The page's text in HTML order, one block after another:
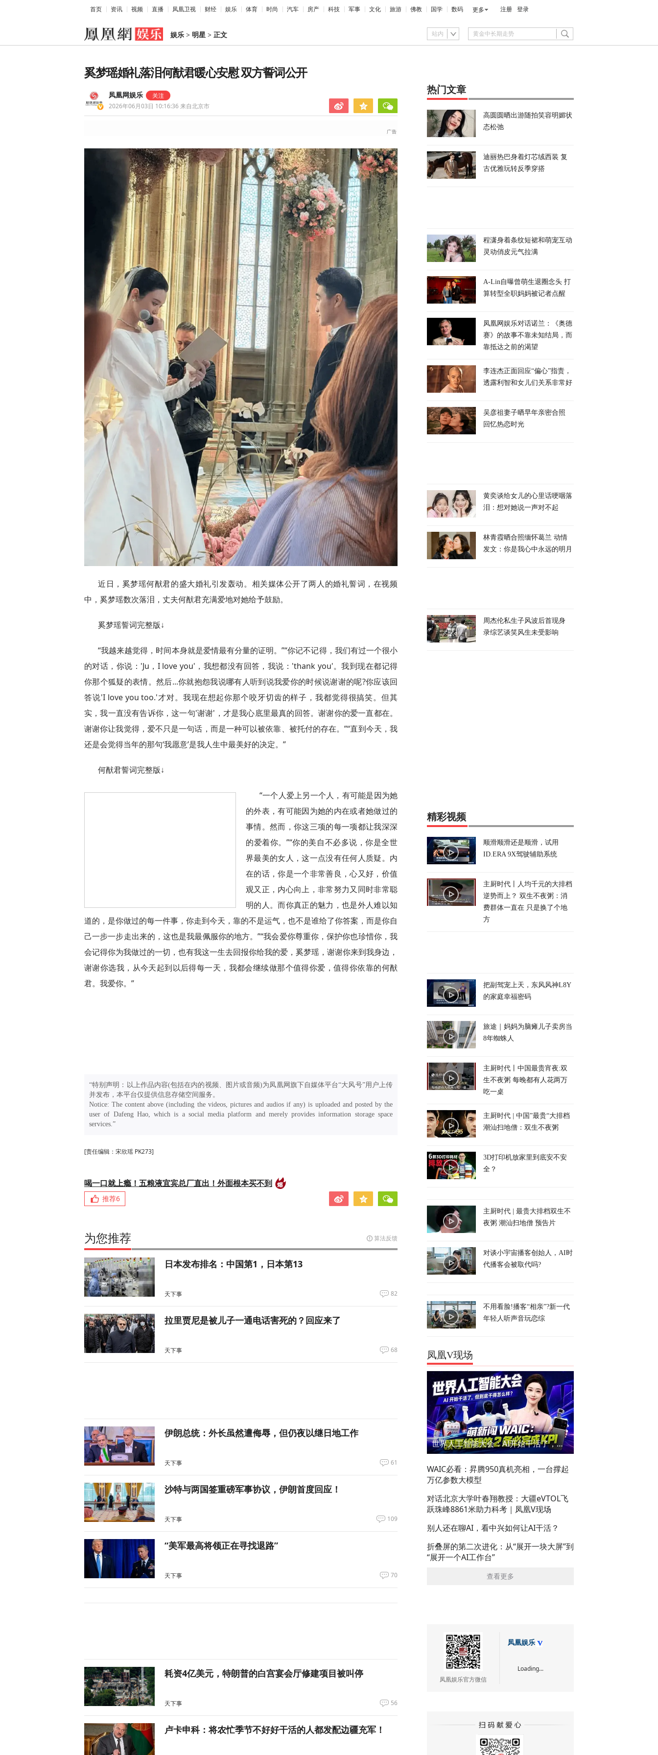
首页 资讯 视频 直播 凤凰卫视 财经 娱乐 体育 时尚 汽车 房产 科技 军事 文化 旅游 佛教 国学 数码 更多 注册 登录
娱乐 > 明星 > 正文 站内
奚梦瑶婚礼落泪何猷君暖心安慰 双方誓词公开
凤凰网娱乐
2026年06月03日 10:16:36来自北京市
近日，奚梦瑶何猷君的盛大婚礼引发轰动。相关媒体公开了两人的婚礼誓词，在视频
中，奚梦瑶数次落泪，丈夫何猷君充满爱地对她给予鼓励。
奚梦瑶誓词完整版↓
“我越来越觉得，时间本身就是爱情最有分量的证明。”“你记不记得，我们有过一个很小
的对话，你说：'Ju，I love you'，我想都没有回答，我说：'thank you'。我到现在都记得
你那个狐疑的表情。然后...你就抱怨我说哪有人听到说我爱你的时候说谢谢的呢?你应该回
答说'I love you too.'才对。我现在想起你那个咬牙切齿的样子，我都觉得很搞笑。但其
实，我一直没有告诉你，这一句'谢谢'，才是我心底里最真的回答。谢谢你的爱一直都在。
谢谢你让我觉得，爱不只是一句话，而是一种可以被依靠、被托付的存在。”“直到今天，我
还是会觉得当年的那句‘我愿意’是我人生中最美好的决定。”
何猷君誓词完整版↓
“一个人爱上另一个人，有可能是因为她
的外表，有可能因为她的内在或者她做过的
事情。然而，你这三项的每一项都让我深深
的爱着你。”“你的美自不必多说，你是全世
界最美的女人，这一点没有任何人质疑。内
在的话，你是一个非常善良，心又好，价值
观又正，内心向上，非常努力又同时非常聪
明的人。而你真正的魅力，也是外人难以知
道的，是你做过的每一件事，你走到今天，靠的不是运气，也不是谁给了你答案，而是你自
己一步一步走出来的，这也是我最佩服你的地方。”“我会爱你尊重你，保护你也珍惜你，我
会记得你为我做过的一切，也有我这一生去回报你给我的爱，奚梦瑶，谢谢你来到我身边，
谢谢你选我，从今天起到以后得每一天，我都会继续做那个值得你爱，值得你依靠的何猷
君。我爱你。”
“特别声明：以上作品内容(包括在内的视频、图片或音频)为凤凰网旗下自媒体平台“大风号”用户上传
并发布，本平台仅提供信息存储空间服务。
Notice: The content above (including the videos, pictures and audios if any) is uploaded and posted by the
user of Dafeng Hao, which is a social media platform and merely provides information storage space
services.”
[责任编辑：宋欣瑶 PK273]
喝一口就上瘾！五粮液宜宾总厂直出！外面根本买不到
推荐6
为您推荐 算法反馈
日本发布排名：中国第1，日本第13
天下事 82
拉里贾尼是被儿子一通电话害死的？回应来了
天下事 68
伊朗总统：外长虽然遭侮辱，但仍夜以继日地工作
天下事 61
沙特与两国签重磅军事协议，伊朗首度回应！
天下事 109
“美军最高将领正在寻找退路”
天下事 70
耗资4亿美元，特朗普的白宫宴会厅修建项目被叫停
天下事 56
卢卡申科：将农忙季节不好好干活的人都发配边疆充军！
热门文章
高圆圆晒出游随拍笑容明媚状
态松弛
迪丽热巴身着灯芯绒西装 复
古优雅玩转反季穿搭
程潇身着条纹短裙和萌宠互动
灵动俏皮元气拉满
A-Lin自曝曾萌生退圈念头 打
算转型全职妈妈被记者点醒
凤凰网娱乐对话诺兰：《奥德
赛》的故事不靠未知结局，而
靠抵达之前的渴望
李连杰正面回应“偏心”指责，
透露利智和女儿们关系非常好
吴彦祖妻子晒早年亲密合照
回忆热恋时光
黄奕谈给女儿的心里话哽咽落
泪：想对她说一声对不起
林青霞晒合照缅怀葛兰 动情
发文：你是我心中永远的明月
周杰伦私生子风波后首现身
录综艺谈笑风生未受影响
精彩视频
顺滑顺滑还是顺滑，试用
ID.ERA 9X驾驶辅助系统
主厨时代丨人均千元的大排档
逆势而上？ 双生不夜粥：消
费群体一直在 只是换了个地
方
把副驾宠上天，东风风神L8Y
的家庭幸福密码
旅途｜妈妈为脑瘫儿子卖房当
8年蜘蛛人
主厨时代丨中国最贵宵夜:双
生不夜粥 每晚都有人花两万
吃一桌
主厨时代 | 中国”最贵“大排档
潮汕扫地僧：双生不夜粥
3D打印机放家里到底安不安
全？
主厨时代 | 最贵大排档双生不
夜粥 潮汕扫地僧 预告片
对谈小宇宙播客创始人，AI时
代播客会被取代吗?
不用看脸!播客“相亲”?新一代
年轻人听声音玩恋综
凤凰V现场
世界人工智能大会：AI开始干活了，但到底干的怎么样？萌新闯WAIC
WAIC必看：昇腾950真机亮相，一台撑起
万亿参数大模型
对话北京大学叶春翔教授：大疆eVTOL飞
跃珠峰8861米助力科考｜凤凰V现场
别人还在聊AI，看中兴如何让AI干活？
折叠屏的第二次进化：从“展开一块大屏”到
“展开一个AI工作台”
查看更多
凤凰娱乐官方微信
凤凰娱乐
Loading...